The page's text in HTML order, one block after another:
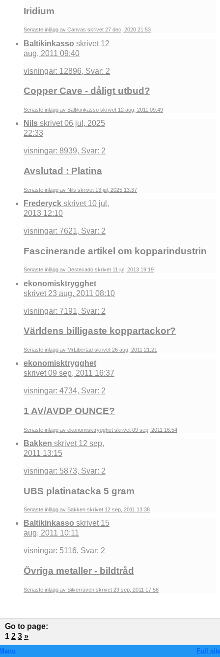
Iridium
Senaste inlägg av Canvas skrivet 27 dec, 2020 21:53
Baltikinkasso skrivet 12
aug, 2011 09:40
visningar: 12896, Svar: 2
Copper Cave - dåligt utbud?
Senaste inlägg av Baltikinkasso skrivet 12 aug, 2011 09:49
Nils skrivet 06 jul, 2025
22:33
visningar: 8939, Svar: 2
Avslutad : Platina
Senaste inlägg av Nils skrivet 13 jul, 2025 13:37
Frederyck skrivet 10 jul,
2013 12:10
visningar: 7621, Svar: 2
Fascinerande artikel om kopparindustrin
Senaste inlägg av Destecado skrivet 11 jul, 2013 19:19
ekonomisktrygghet
skrivet 23 aug, 2011 08:10
visningar: 7191, Svar: 2
Världens billigaste koppartackor?
Senaste inlägg av MrLibertad skrivet 26 aug, 2011 21:21
ekonomisktrygghet
skrivet 09 sep, 2011 16:37
visningar: 4734, Svar: 2
1 AV/AVDP OUNCE?
Senaste inlägg av ekonomisktrygghet skrivet 09 sep, 2011 16:54
Bakken skrivet 12 sep,
2011 13:15
visningar: 5873, Svar: 2
UBS platinatacka 5 gram
Senaste inlägg av Bakken skrivet 12 sep, 2011 13:38
Baltikinkasso skrivet 15
aug, 2011 10:11
visningar: 5116, Svar: 2
Övriga metaller - bildtråd
Senaste inlägg av Silverräven skrivet 29 sep, 2011 17:58
Go to page:
1 2 3 »
Full